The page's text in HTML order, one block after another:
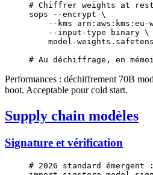
# Chiffrer weights at rest
sops --encrypt \
    --kms
    --input-type
binary \
model-
# Au déchiffrage, en
Performances : déchiffrement 70B
boot. Acceptable pour cold start.
Supply chain modèles
Signature et vérification
# 2026 standard